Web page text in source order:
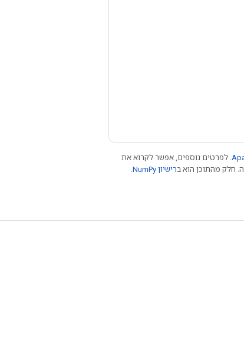
. לפרטים נוספים, אפשר לקרוא את
רישיון NumPy‏